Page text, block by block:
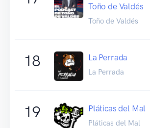
Toño de Valdés
Toño de Valdés
18 La Perrada
La Perrada
19 Pláticas del Mal
Pláticas del Mal